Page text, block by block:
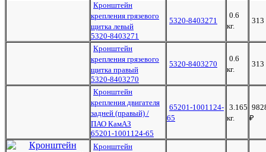
Кронштейн
крепления грязевого
щитка левый
5320-8403271
5320-8403271
0.6
кг.
313
Кронштейн
крепления грязевого
щитка правый
5320-8403270
5320-8403270
0.6
кг.
313
Кронштейн
крепления двигателя
задней (правый) /
ПАО КамАЗ
65201-1001124-65
65201-1001124-
65
3.165
кг.
₽
Кронштейн